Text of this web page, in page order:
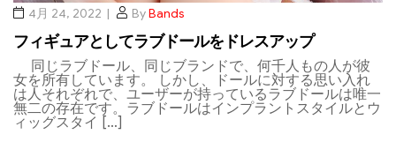
4月 24, 2022 ByBands
フィギュアとしてラブドールをドレスアップ
同じラブドール、同じブランドで、何千人もの人が彼
女を所有しています。 しかし、ドールに対する思い入れ
は人それぞれで、ユーザーが持っているラブドールは唯一
無二の存在です。ラブドールはインプラントスタイルとウ
ィッグスタイ […]